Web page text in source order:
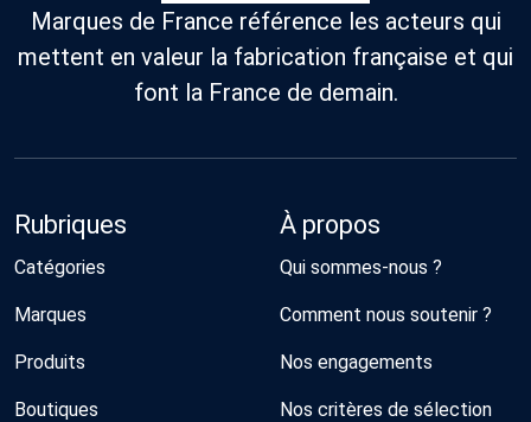
Marques de France référence les acteurs qui
mettent en valeur la fabrication française et qui
font la France de demain.
Rubriques
Catégories
Marques
Produits
Boutiques
À propos
Qui sommes-nous ?
Comment nous soutenir ?
Nos engagements
Nos critères de sélection